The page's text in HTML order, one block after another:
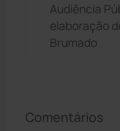
Audiência
elaboração
Brumado
Comentários